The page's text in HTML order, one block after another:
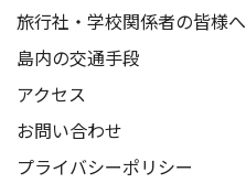
旅行社・学校関係者の皆様へ
島内の交通手段
アクセス
お問い合わせ
プライバシーポリシー